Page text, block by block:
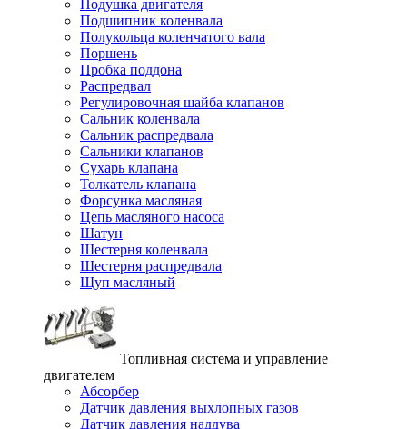
Подушка двигателя
Подшипник коленвала
Полукольца коленчатого вала
Поршень
Пробка поддона
Распредвал
Регулировочная шайба клапанов
Сальник коленвала
Сальник распредвала
Сальники клапанов
Сухарь клапана
Толкатель клапана
Форсунка масляная
Цепь масляного насоса
Шатун
Шестерня коленвала
Шестерня распредвала
Щуп масляный
Топливная система и управление
двигателем
Абсорбер
Датчик давления выхлопных газов
Датчик давления наддува